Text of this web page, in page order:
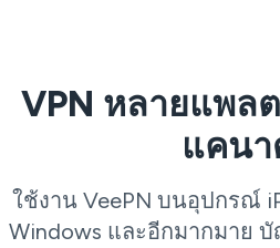
VPN หลายแพล
แคนา
ใช้งาน VeePN บนอุปกรณ์
Windows และอีกมากมาย